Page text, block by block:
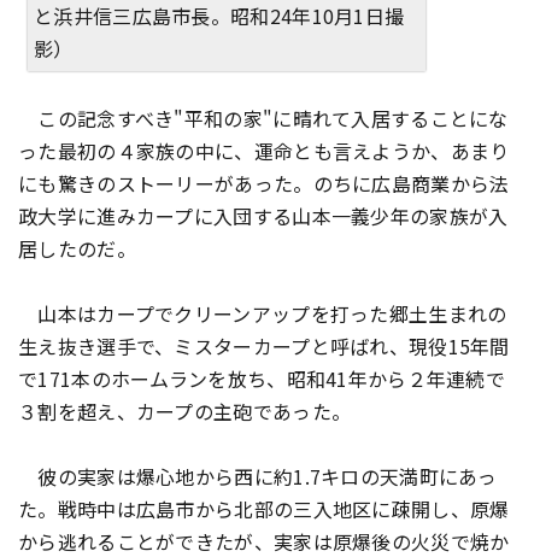
と浜井信三広島市長。昭和24年10月1日撮
影）
この記念すべき"平和の家"に晴れて入居することにな
った最初の４家族の中に、運命とも言えようか、あまり
にも驚きのストーリーがあった。のちに広島商業から法
政大学に進みカープに入団する山本一義少年の家族が入
居したのだ。
山本はカープでクリーンアップを打った郷土生まれの
生え抜き選手で、ミスターカープと呼ばれ、現役15年間
で171本のホームランを放ち、昭和41年から２年連続で
３割を超え、カープの主砲であった。
彼の実家は爆心地から西に約1.7キロの天満町にあっ
た。戦時中は広島市から北部の三入地区に疎開し、原爆
から逃れることができたが、実家は原爆後の火災で焼か